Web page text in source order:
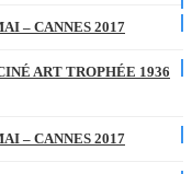
– CANNES 2017
ART TROPHÉE 1936
– CANNES 2017